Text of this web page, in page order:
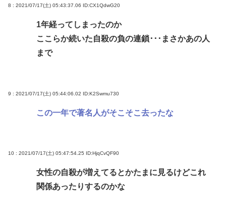
8 : 2021/07/17(土) 05:43:37.06 ID:CX1QdwG20
1年経ってしまったのか
ここらか続いた自殺の負の連鎖･･･まさかあの人
まで
9 : 2021/07/17(土) 05:44:06.02 ID:K2Swmu730
この一年で著名人がそこそこ去ったな
10 : 2021/07/17(土) 05:47:54.25 ID:HjqCvQF90
女性の自殺が増えてるとかたまに見るけどこれ
関係あったりするのかな